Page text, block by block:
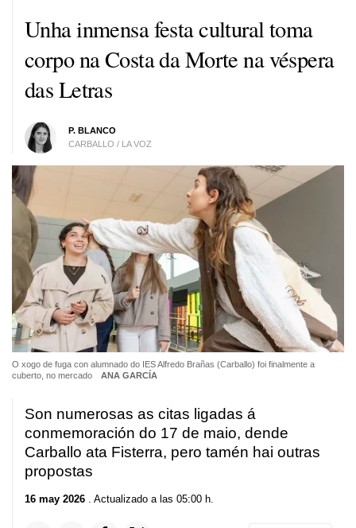
Unha inmensa festa cultural toma
corpo na Costa da Morte na véspera
das Letras
P. BLANCO
CARBALLO / LA VOZ
O xogo de fuga con alumnado do IES Alfredo Brañas (Carballo) foi finalmente a
cuberto, no mercado
ANA GARCÍA
Son numerosas as citas ligadas á
conmemoración do 17 de maio, dende
Carballo ata Fisterra, pero tamén hai outras
propostas
16 may 2026 . Actualizado a las 05:00 h.